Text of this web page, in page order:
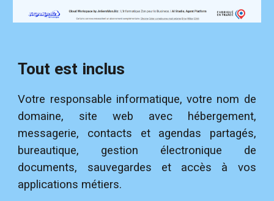
Tout est inclus
Votre responsable informatique, votre nom de
domaine, site web avec hébergement,
messagerie, contacts et agendas partagés,
bureautique, gestion électronique de
documents, sauvegardes et accès à vos
applications métiers.